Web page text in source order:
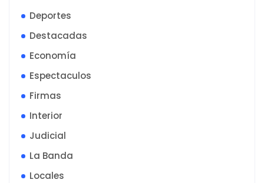
Deportes
Destacadas
Economía
Espectaculos
Firmas
Interior
Judicial
La Banda
Locales